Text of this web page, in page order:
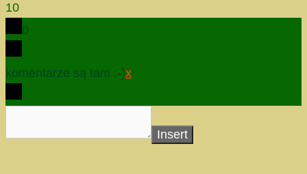
10
0
komentarze są tam :-)x
Insert